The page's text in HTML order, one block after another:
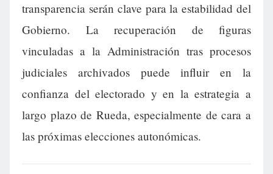
transparencia serán clave para la estabilidad del
Gobierno. La recuperación de figuras
vinculadas a la Administración tras procesos
judiciales archivados puede influir en la
confianza del electorado y en la estrategia a
largo plazo de Rueda, especialmente de cara a
las próximas elecciones autonómicas.